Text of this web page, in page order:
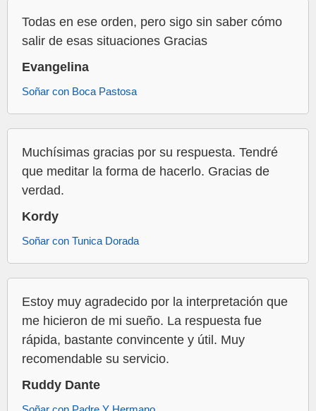
Todas en ese orden, pero sigo sin saber cómo
salir de esas situaciones Gracias
Evangelina
Soñar con Boca Pastosa
Muchísimas gracias por su respuesta. Tendré
que meditar la forma de hacerlo. Gracias de
verdad.
Kordy
Soñar con Tunica Dorada
Estoy muy agradecido por la interpretación que
me hicieron de mi sueño. La respuesta fue
rápida, bastante convincente y útil. Muy
recomendable su servicio.
Ruddy Dante